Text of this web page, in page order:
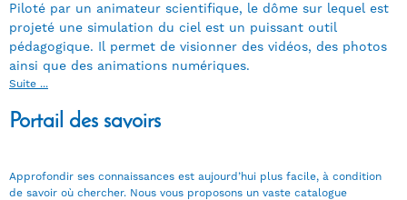
Piloté par un animateur scientifique, le dôme sur lequel est
projeté une simulation du ciel est un puissant outil
pédagogique. Il permet de visionner des vidéos, des photos
ainsi que des animations numériques.
Suite ...
Portail des savoirs
Approfondir ses connaissances est aujourd’hui plus facile, à condition
de savoir où chercher. Nous vous proposons un vaste catalogue